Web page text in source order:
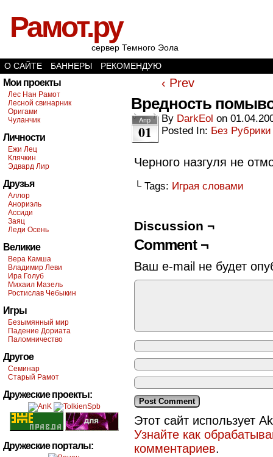
Рамот.ру
сервер Темного Эола
О САЙТЕ
БАННЕРЫ РЕКОМЕНДУЮ
Мои проекты
Лес Нан Рамот
Лесной свинарник
Оригами
Чуланчик
Личности
Ежи Лец
Клячкин
Эдвард Лир
Друзья
Аллор
Анориэль
Ассиди
Заяц
Леди Осень
Великие
Вера Камша
Владимир Леви
Ира Голуб
Михаил Мазель
Ростислав Чебыкин
Игры
Безымянный мир
Падение Дориата
Паломничество
Другое
Семинар
Старый Рамот
Дружеские проекты:
Дружеские порталы:
‹ Prev
Вредность
Апр
01
By DarkEol on
Posted In: Без Рубрики
Черного назгуля не
└ Tags: Играя словами
Discussion ¬
Comment ¬
Ваш e-mail не будет
Этот сайт использует
Узнайте как
комментариев.